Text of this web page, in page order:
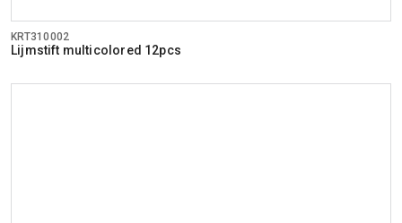
KRT310002
Lijmstift multicolored 12pcs